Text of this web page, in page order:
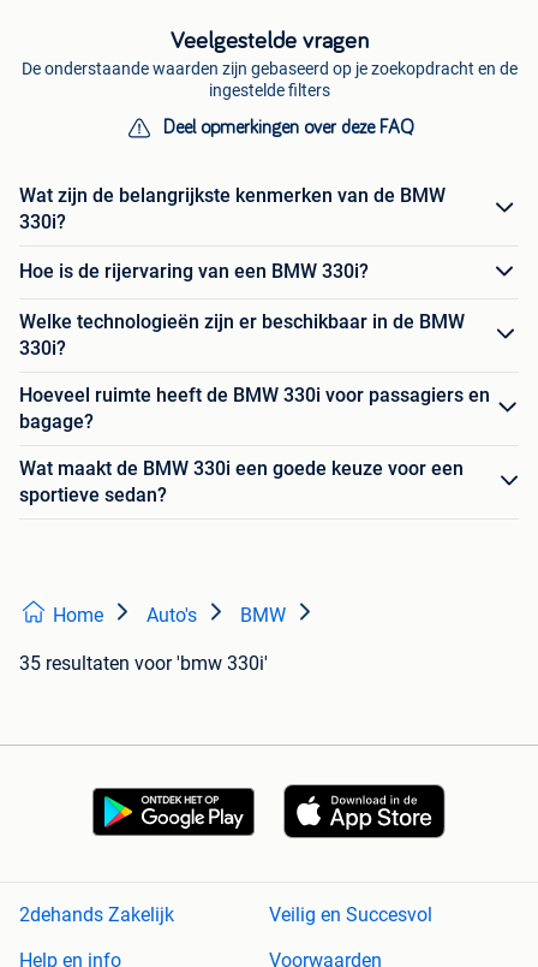
Veelgestelde vragen
De onderstaande waarden zijn gebaseerd op je zoekopdracht en de
ingestelde filters
Deel opmerkingen over deze FAQ
Wat zijn de belangrijkste kenmerken van de BMW
330i?
Hoe is de rijervaring van een BMW 330i?
Welke technologieën zijn er beschikbaar in de BMW
330i?
Hoeveel ruimte heeft de BMW 330i voor passagiers en
bagage?
Wat maakt de BMW 330i een goede keuze voor een
sportieve sedan?
Home Auto's BMW
35 resultaten voor 'bmw 330i'
2dehands Zakelijk
Veilig en Succesvol
Help en info
Voorwaarden